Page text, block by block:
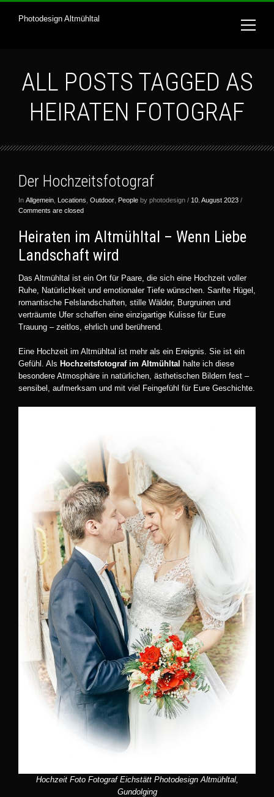
Photodesign Altmühltal
ALL POSTS TAGGED AS
HEIRATEN FOTOGRAF
Der Hochzeitsfotograf
In Allgemein Locations Outdoor People by photodesign / 10. August 2023 /
Comments are closed
Heiraten im Altmühltal – Wenn Liebe
Landschaft wird
Das Altmühltal ist ein Ort für Paare, die sich eine Hochzeit voller
Ruhe, Natürlichkeit und emotionaler Tiefe wünschen. Sanfte Hügel,
romantische Felslandschaften, stille Wälder, Burgruinen und
verträumte Ufer schaffen eine einzigartige Kulisse für Eure
Trauung – zeitlos, ehrlich und berührend.
Eine Hochzeit im Altmühltal ist mehr als ein Ereignis. Sie ist ein
Gefühl. Als Hochzeitsfotograf im Altmühltal halte ich diese
besondere Atmosphäre in natürlichen, ästhetischen Bildern fest –
sensibel, aufmerksam und mit viel Feingefühl für Eure Geschichte.
Hochzeit Foto Fotograf Eichstätt Photodesign Altmühltal,
Gundolging